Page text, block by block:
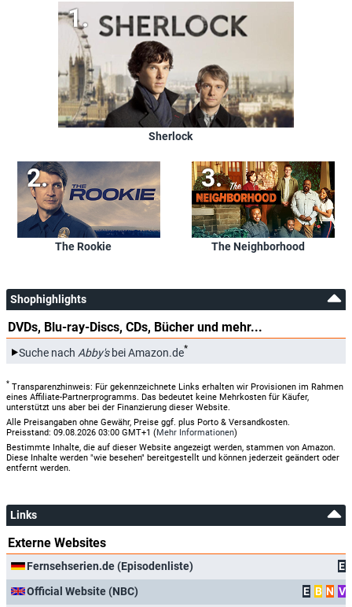
Sherlock
The Rookie The Neighborhood
Shophighlights
DVDs, Blu-ray-Discs, CDs, Bücher und mehr...
Suche nach Abby'sbei Amazon.de*
* Transparenzhinweis: Für gekennzeichnete Links erhalten wir Provisionen im Rahmen
eines Affiliate-Partnerprogramms. Das bedeutet keine Mehrkosten für Käufer,
unterstützt uns aber bei der Finanzierung dieser Website.
Alle Preisangaben ohne Gewähr, Preise ggf. plus Porto & Versandkosten.
Preisstand: 09.08.2026 03:00 GMT+1 (Mehr Informationen)
Bestimmte Inhalte, die auf dieser Website angezeigt werden, stammen von Amazon.
Diese Inhalte werden "wie besehen" bereitgestellt und können jederzeit geändert oder
entfernt werden.
Links
Externe Websites
Fernsehserien.de (Episodenliste)
E
Official Website (NBC)
E B N V